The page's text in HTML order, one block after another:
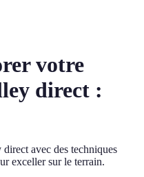
votre
direct :
avec des techniques
exceller sur le terrain.